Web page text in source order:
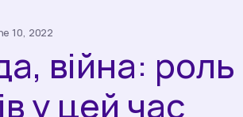
10, 2022
війна: роль
у цей час